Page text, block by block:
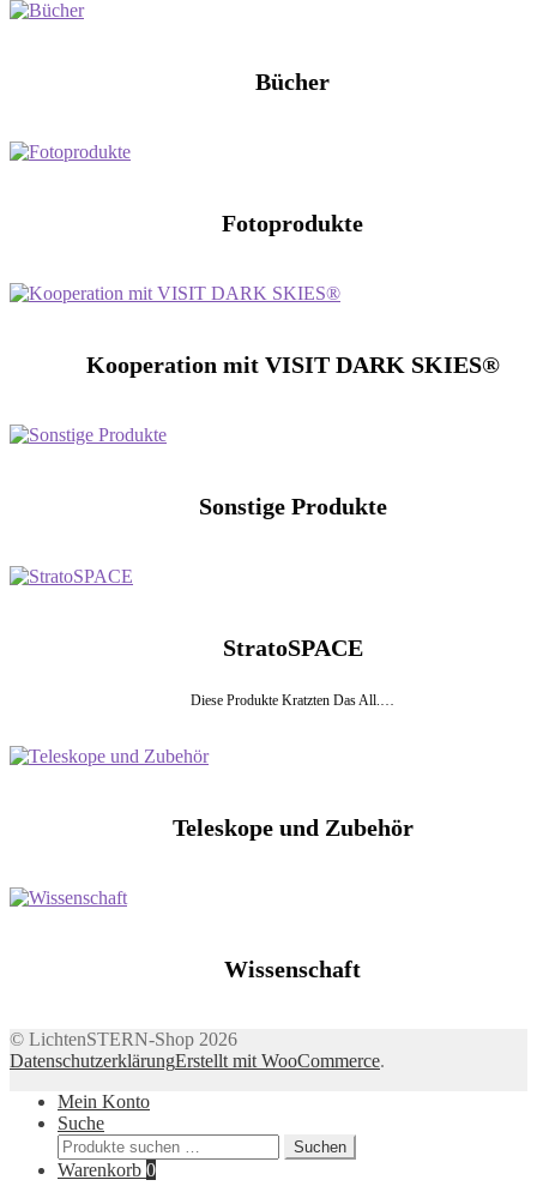
Bücher
Fotoprodukte
Kooperation mit VISIT DARK SKIES®
Sonstige Produkte
StratoSPACE
Diese Produkte Kratzten Das All.…
Teleskope und Zubehör
Wissenschaft
© LichtenSTERN-Shop 2026
DatenschutzerklärungErstellt mit WooCommerce.
Mein Konto
Suche
Suchen
nach:
Suchen
Warenkorb 0